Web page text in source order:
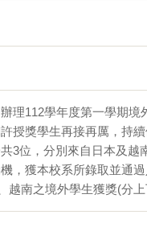
理112學年度第一學期
授獎學生再接再厲，持
3位，分別來自日本及
，獲本校系所錄取並通
南之境外學生獲獎(分上